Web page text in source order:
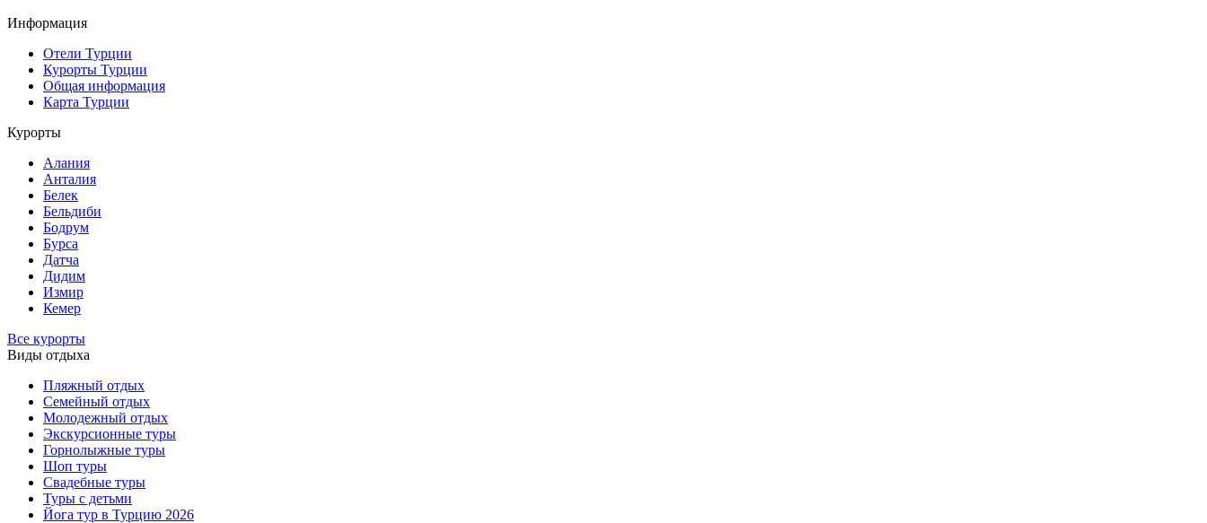
Информация
Отели Турции
Курорты Турции
Общая информация
Карта Турции
Курорты
Алания
Анталия
Белек
Бельдиби
Бодрум
Бурса
Датча
Дидим
Измир
Кемер
Все курорты
Виды отдыха
Пляжный отдых
Семейный отдых
Молодежный отдых
Экскурсионные туры
Горнолыжные туры
Шоп туры
Свадебные туры
Туры с детьми
Йога тур в Турцию 2026